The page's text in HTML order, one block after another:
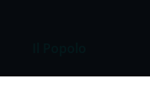
Il settimanale